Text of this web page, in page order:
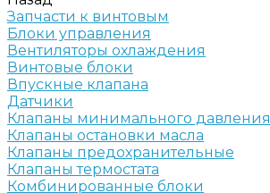
Запчасти к винтовым
Блоки управления
Вентиляторы охлаждения
Винтовые блоки
Впускные клапана
Датчики
Клапаны минимального давления
Клапаны остановки масла
Клапаны предохранительные
Клапаны термостата
Комбинированные блоки